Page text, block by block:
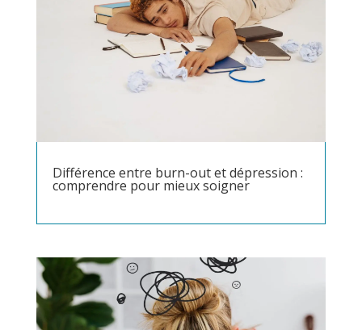
Différence entre burn-out et dépression :
comprendre pour mieux soigner